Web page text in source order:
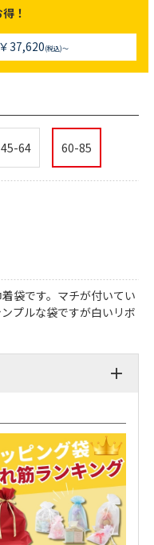
！
￥37,620(税込)～
45-64 60-85
袋です。マチが付いてい
プルな袋ですが白いリボ